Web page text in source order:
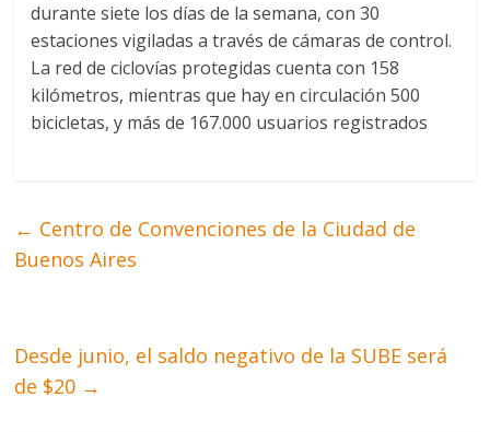
durante siete los días de la semana, con 30
estaciones vigiladas a través de cámaras de control.
La red de ciclovías protegidas cuenta con 158
kilómetros, mientras que hay en circulación 500
bicicletas, y más de 167.000 usuarios registrados
← Centro de Convenciones de la Ciudad de
Buenos Aires
Desde junio, el saldo negativo de la SUBE será
de $20 →